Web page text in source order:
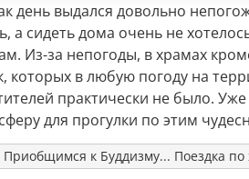
день выдался довольно
а сидеть дома очень не
Из-за непогоды, в храмах
которых в любую погоду на
практически не было.
для прогулки по этим
Приобщимся к Буддизму... Поездка